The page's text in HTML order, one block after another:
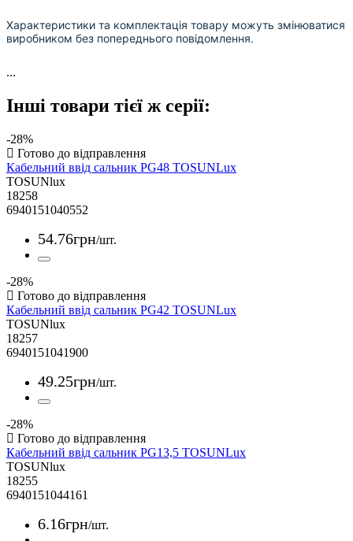
Характеристики та комплектація товару можуть змінюватися
виробником без попереднього повідомлення.
...
Інші товари тієї ж серії:
-28%
Кабельний ввід сальник PG48 TOSUNLux
TOSUNlux
18258
6940151040552
54.76грн/шт.
-28%
Кабельний ввід сальник PG42 TOSUNLux
TOSUNlux
18257
6940151041900
49.25грн/шт.
-28%
Кабельний ввід сальник PG13,5 TOSUNLux
TOSUNlux
18255
6940151044161
6.16грн/шт.